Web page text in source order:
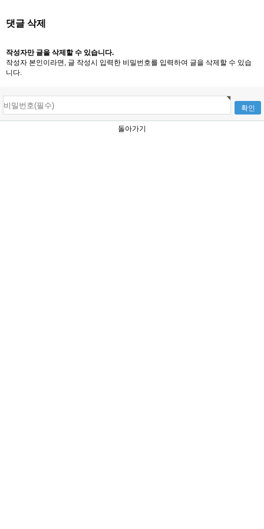
댓글 삭제
작성자만 글을 삭제할 수 있습니다.
작성자 본인이라면, 글 작성시 입력한 비밀번호를 입력하여 글을 삭제할 수 있습
니다.
돌아가기